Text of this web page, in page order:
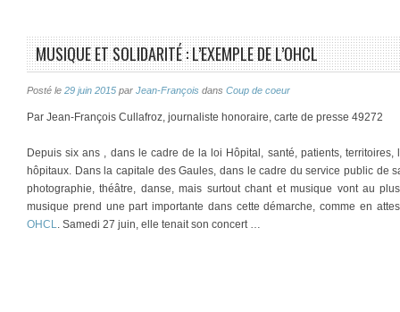
MUSIQUE ET SOLIDARITÉ : L’EXEMPLE DE L’OHCL
Posté le 29 juin 2015 par Jean-François dans Coup de coeur
Par Jean-François Cullafroz, journaliste honoraire, carte de presse 49272
Depuis six ans , dans le cadre de la loi Hôpital, santé, patients,
hôpitaux. Dans la capitale des Gaules, dans le cadre du service public de
photographie, théâtre, danse, mais surtout chant et musique vont au
musique prend une part importante dans cette démarche, comme en
OHCL
. Samedi 27 juin, elle tenait son concert …